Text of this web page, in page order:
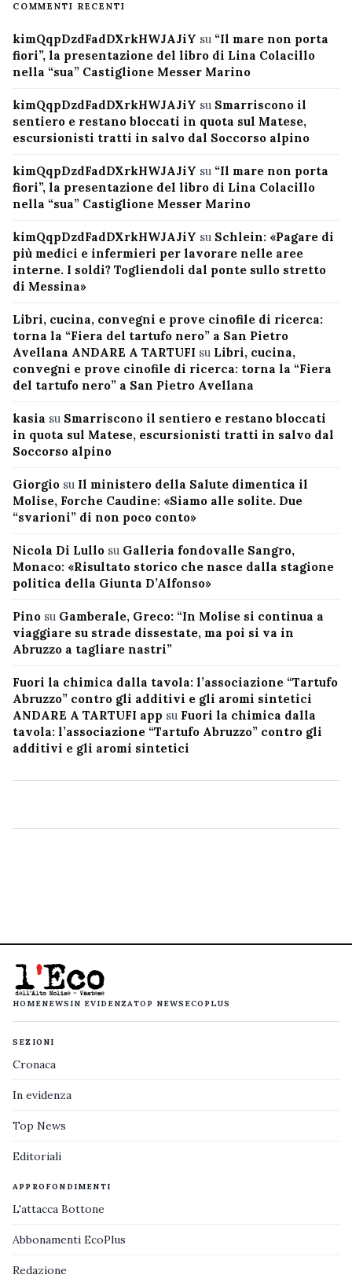
COMMENTI RECENTI
kimQqpDzdFadDXrkHWJAJiY su “Il mare non porta
fiori”, la presentazione del libro di Lina Colacillo
nella “sua” Castiglione Messer Marino
kimQqpDzdFadDXrkHWJAJiY su Smarriscono il
sentiero e restano bloccati in quota sul Matese,
escursionisti tratti in salvo dal Soccorso alpino
kimQqpDzdFadDXrkHWJAJiY su “Il mare non porta
fiori”, la presentazione del libro di Lina Colacillo
nella “sua” Castiglione Messer Marino
kimQqpDzdFadDXrkHWJAJiY su Schlein: «Pagare di
più medici e infermieri per lavorare nelle aree
interne. I soldi? Togliendoli dal ponte sullo stretto
di Messina»
Libri, cucina, convegni e prove cinofile di ricerca:
torna la “Fiera del tartufo nero” a San Pietro
Avellana ANDARE A TARTUFI su Libri, cucina,
convegni e prove cinofile di ricerca: torna la “Fiera
del tartufo nero” a San Pietro Avellana
kasia su Smarriscono il sentiero e restano bloccati
in quota sul Matese, escursionisti tratti in salvo dal
Soccorso alpino
Giorgio su Il ministero della Salute dimentica il
Molise, Forche Caudine: «Siamo alle solite. Due
“svarioni” di non poco conto»
Nicola Di Lullo su Galleria fondovalle Sangro,
Monaco: «Risultato storico che nasce dalla stagione
politica della Giunta D’Alfonso»
Pino su Gamberale, Greco: “In Molise si continua a
viaggiare su strade dissestate, ma poi si va in
Abruzzo a tagliare nastri”
Fuori la chimica dalla tavola: l’associazione “Tartufo
Abruzzo” contro gli additivi e gli aromi sintetici
ANDARE A TARTUFI app su Fuori la chimica dalla
tavola: l’associazione “Tartufo Abruzzo” contro gli
additivi e gli aromi sintetici
HOMENEWS IN EVIDENZATOP NEWS ECOPLUS
SEZIONI
Cronaca
In evidenza
Top News
Editoriali
APPROFONDIMENTI
L'attacca Bottone
Abbonamenti EcoPlus
Redazione